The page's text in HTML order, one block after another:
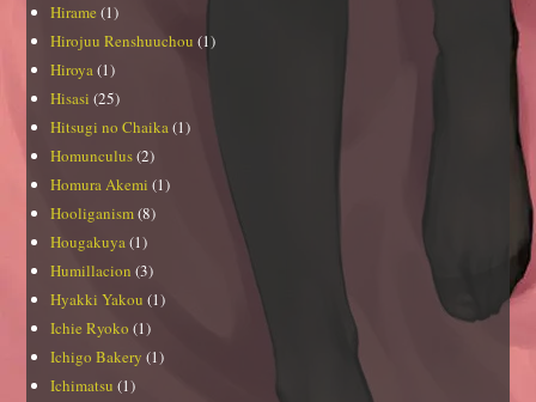
Hirame (1)
Hirojuu Renshuuchou (1)
Hiroya(1)
Hisasi (25)
Hitsugi no Chaika(1)
Homunculus(2)
Homura Akemi (1)
Hooliganism(8)
Hougakuya(1)
Humillacion (3)
Hyakki Yakou (1)
Ichie Ryoko (1)
Ichigo Bakery (1)
Ichimatsu (1)